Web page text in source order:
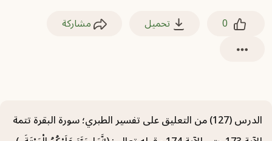
الآية 166
0 تحميل مشاركة
الدرس (127) من التعليق على تفسير الطبري؛ سورة البقرة تتمة